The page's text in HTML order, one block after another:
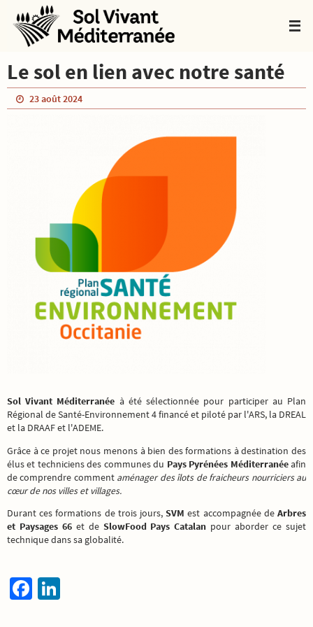
vers
contenu
Le sol en lien avec notre santé
23 août 2024
Sol Vivant Méditerranée à été sélectionnée pour participer au Plan
Régional de Santé-Environnement 4 financé et piloté par l'ARS, la DREAL
et la DRAAF et l'ADEME.
Grâce à ce projet nous menons à bien des formations à destination des
élus et techniciens des communes du Pays Pyrénées Méditerranéeafin
de comprendre comment aménager des îlots de fraicheurs nourriciers au
cœur de nos villes et villages.
Durant ces formations de trois jours,SVM est accompagnée deArbres
et Paysages 66et de SlowFood Pays Catalan pour aborder ce sujet
technique dans sa globalité.
Fa